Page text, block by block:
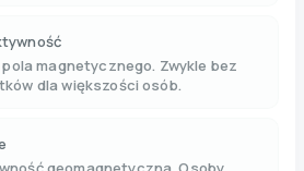
magnetycznego. Zwykle bez
dla większości osób.